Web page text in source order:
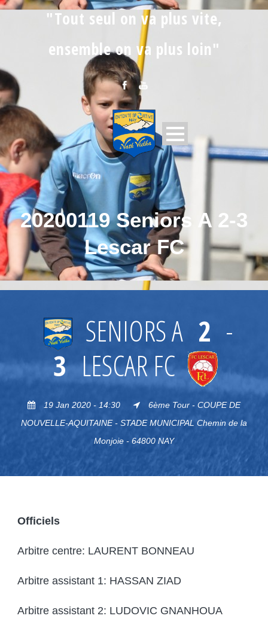
"Tout seul on va plus vite,
ensemble on va plus loin"
20200119 Seniors A 2-3
Lescar FC
SENIORS A 2 -
3 LESCAR FC
19 Jan 2020 - 14:30
6ème Tour - COUPE DE
NOUVELLE-AQUITAINE - STADE MUNICIPAL Chemin de la
Monjoie - 64800 NAY
Officiels
Arbitre centre: LAURENT BONNEAU
Arbitre assistant 1: HASSAN ZIAD
Arbitre assistant 2: LUDOVIC GNANHOUA